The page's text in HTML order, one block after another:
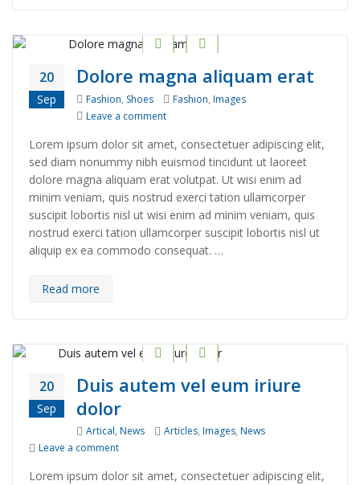
20
Sep
Dolore magna aliquam erat
Categories
Fashion, Shoes Tags
Fashion, Images
Leave a commenton Dolore magna aliquam erat
Lorem ipsum dolor sit amet, consectetuer adipiscing elit,
sed diam nonummy nibh euismod tincidunt ut laoreet
dolore magna aliquam erat volutpat. Ut wisi enim ad
minim veniam, quis nostrud exerci tation ullamcorper
suscipit lobortis nisl ut wisi enim ad minim veniam, quis
nostrud exerci tation ullamcorper suscipit lobortis nisl ut
aliquip ex ea commodo consequat. …
Read more
20
Sep
Duis autem vel eum iriure
dolor
Categories
Artical, News Tags
Articles, Images, News
Leave a commenton Duis autem vel eum iriure dolor
Lorem ipsum dolor sit amet, consectetuer adipiscing elit,